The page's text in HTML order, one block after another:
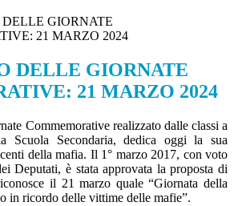
GIORNATE
21 MARZO 2024
DELLE GIORNATE
21 MARZO 2024
Commemorative realizzato dalle classi a
Scuola Secondaria, dedica oggi la sua
della mafia. Il 1° marzo 2017, con voto
Deputati, è stata approvata la proposta di
il 21 marzo quale “Giornata della
in ricordo delle vittime delle mafie”.